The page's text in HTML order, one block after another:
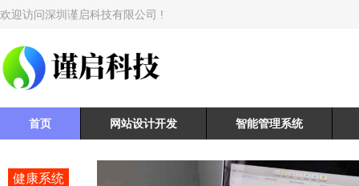
欢迎访问深圳谨启科技有限公司 !
首页 网站设计开发 智能管理系统
健康系统